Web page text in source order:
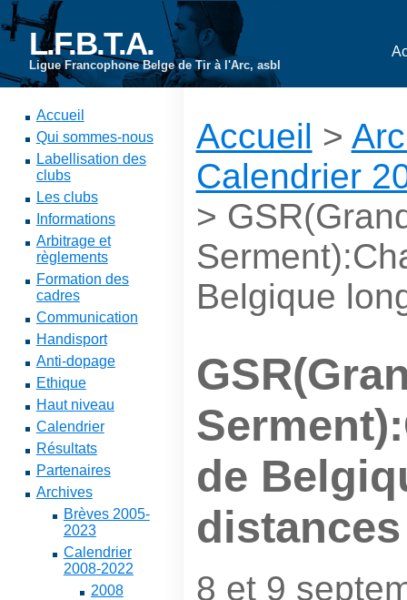
L.F.B.T.A.
Ligue Francophone Belge de Tir à l'Arc, asbl
Accueil
Qui sommes-nous
Labellisation des
clubs
Les clubs
Informations
Arbitrage et
règlements
Formation des
cadres
Communication
Handisport
Anti-dopage
Ethique
Haut niveau
Calendrier
Résultats
Partenaires
Archives
Brèves 2005-
2023
Calendrier
2008-2022
2008
Accueil >
Calendrier
>
Belgique
de
distances
8 et 9